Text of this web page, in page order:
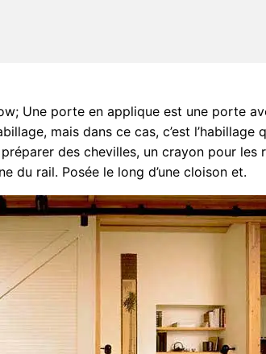
Une porte en applique est une porte
mais dans ce cas, c’est l’habillage
des chevilles, un crayon pour les
du rail. Posée le long d’une cloison et.